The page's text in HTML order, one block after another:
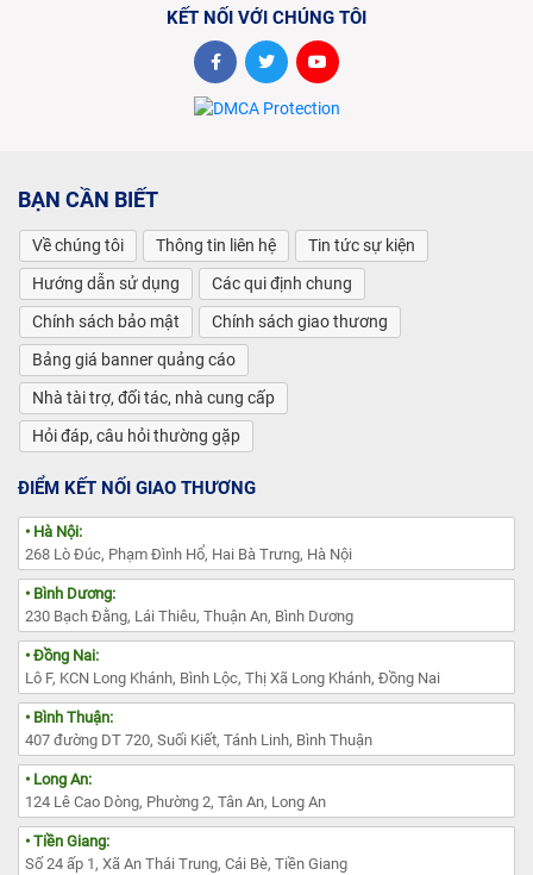
KẾT NỐI VỚI CHÚNG TÔI
BẠN CẦN BIẾT
Về chúng tôi Thông tin liên hệ
Tin tức sự kiện
Hướng dẫn sử dụng
Các qui định chung
Chính sách bảo mật
Chính sách giao thương
Bảng giá banner quảng cáo
Nhà tài trợ, đối tác, nhà cung cấp
Hỏi đáp, câu hỏi thường gặp
ĐIỂM KẾT NỐI GIAO THƯƠNG
• Hà Nội:
268 Lò Đúc, Phạm Đình Hổ, Hai Bà Trưng, Hà Nội
• Bình Dương:
230 Bạch Đằng, Lái Thiêu, Thuận An, Bình Dương
• Đồng Nai:
Lô F, KCN Long Khánh, Bình Lộc, Thị Xã Long Khánh, Đồng Nai
• Bình Thuận:
407 đường DT 720, Suối Kiết, Tánh Linh, Bình Thuận
• Long An:
124 Lê Cao Dòng, Phường 2, Tân An, Long An
• Tiền Giang:
Số 24 ấp 1, Xã An Thái Trung, Cái Bè, Tiền Giang